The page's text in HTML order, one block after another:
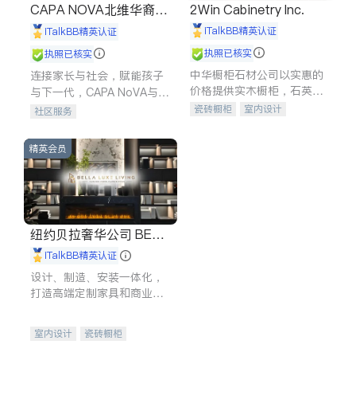
CAPA NOVA北维华裔家
长会iTalkBB精英认证
执照已核实
连接家长与社会，赋能孩子
与下一代，CAPA NoVA与您
携手建设包容、公平、充满
社区服务
2Win Cabinetry Inc.
iTalkBB精英认证
执照已核实
中华橱柜石材公司以实惠的
价格提供实木橱柜，石英石
台面，多种优质不锈钢水
瓷砖橱柜
室内设计
精英会员
纽约贝拉奢华公司 BELL
A LUXE
iTalkBB精英认证
设计、制造、安装一体化，
打造高端定制家具和商业空
室内设计
瓷砖橱柜